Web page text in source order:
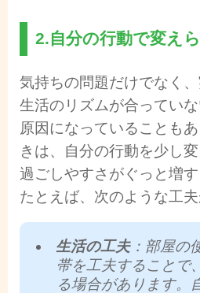
2.自分の行動で変え
気持ちの問題だけでなく
生活のリズムが合ってい
原因になっていることも
きは、自分の行動を少し変
過ごしやすさがぐっと増す
たとえば、次のような工夫
生活の工夫：部屋の
帯を工夫することで
る場合があります。